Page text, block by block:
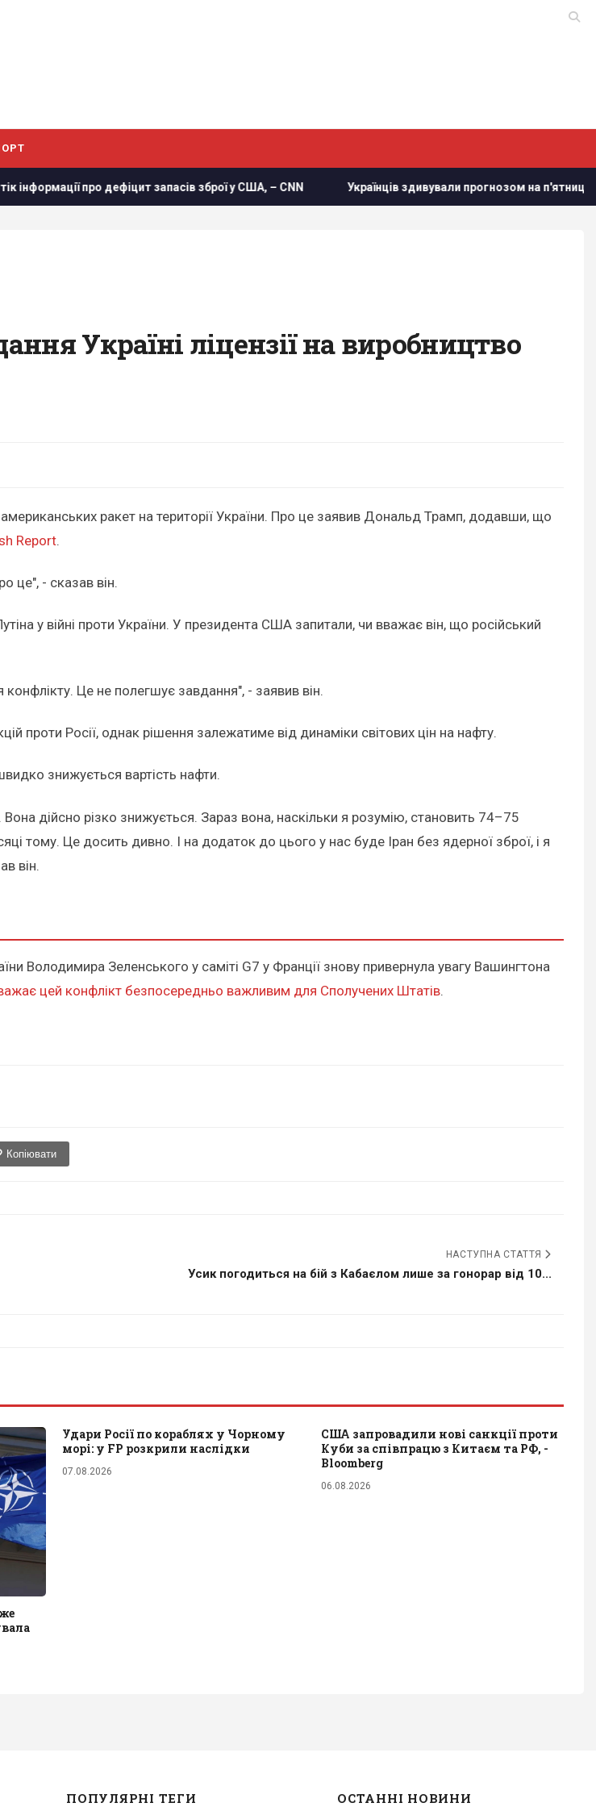
про дефіцит запасів зброї у США, – CNN Українців здивували прогнозом на п'ятницю
Україні ліцензії на виробництво
ракет на території України. Про це заявив Дональд Трамп, додавши, що
Report.
це", - сказав він.
у війні проти України. У президента США запитали, чи вважає він, що російський
Це не полегшує завдання", - заявив він.
Росії, однак рішення залежатиме від динаміки світових цін на нафту.
знижується вартість нафти.
дійсно різко знижується. Зараз вона, наскільки я розумію, становить 74–75
тому. Це досить дивно. І на додаток до цього у нас буде Іран без ядерної зброї, і я
він.
Володимира Зеленського у саміті G7 у Франції знову привернула увагу Вашингтона
цей конфлікт безпосередньо важливим для Сполучених Штатів.
Копіювати
НАСТУПНА СТАТТЯ
Усик погодиться на бій з Кабаєлом лише за гонорар від 10...
Удари Росії по кораблях у Чорному
морі: у FP розкрили наслідки
07.08.2026
США запровадили нові санкції проти
Куби за співпрацю з Китаєм та РФ, -
Bloomberg
06.08.2026
ПОПУЛЯРНІ ТЕГИ ОСТАННІ НОВИНИ